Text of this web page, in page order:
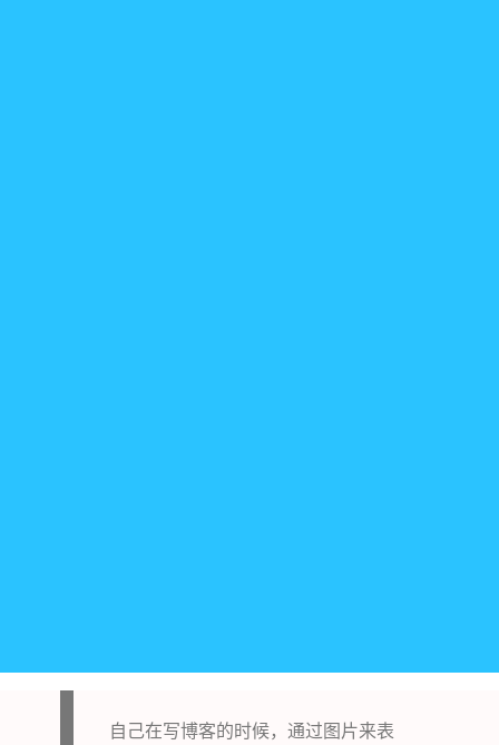
自己在写博客的时候，通过图片来表